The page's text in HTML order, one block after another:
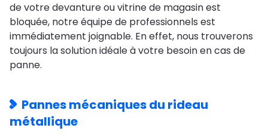
de votre devanture ou vitrine de magasin est
bloquée, notre équipe de professionnels est
immédiatement joignable. En effet, nous trouverons
toujours la solution idéale à votre besoin en cas de
panne.
Pannes mécaniques du rideau
métallique